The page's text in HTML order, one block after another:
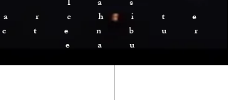
las
archite
ctenbur
eau